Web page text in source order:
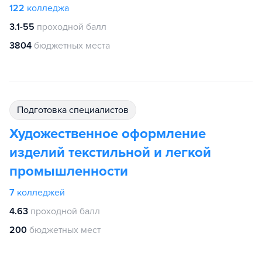
122 колледжа
3.1-55 проходной балл
3804 бюджетных места
подготовка специалистов
Художественное оформление
изделий текстильной и легкой
промышленности
7 колледжей
4.63 проходной балл
200 бюджетных мест